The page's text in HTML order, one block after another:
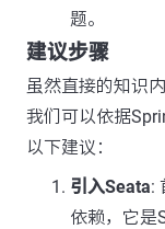
题。
建议步骤
虽然直接的知识
我们可以依据
以下建议：
引入Seata:
依赖，它是